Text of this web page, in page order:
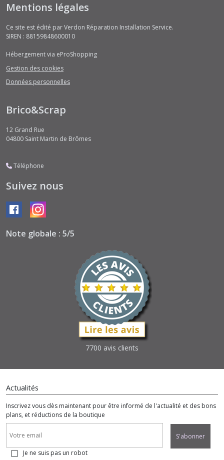
Mentions légales
Ce site est édité par Verdon Réparation Installation Service.
SIREN : 88159848600010
Hébergement via eProShopping
Gestion des cookies
Données personnelles
Brico&Scrap
12 Grand Rue
04800 Saint Martin de Brômes
Téléphone
Suivez nous
Note globale : 5/5
7700 avis clients
Actualités
Inscrivez vous dès maintenant pour être informé de l'actualité et des bons
plans, et réductions de la boutique
S'abonner
Je ne suis pas un robot